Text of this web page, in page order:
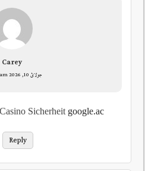
Carey
جولائ 10, 2026 at 5:24 am
Sicherheit google.ac
Reply